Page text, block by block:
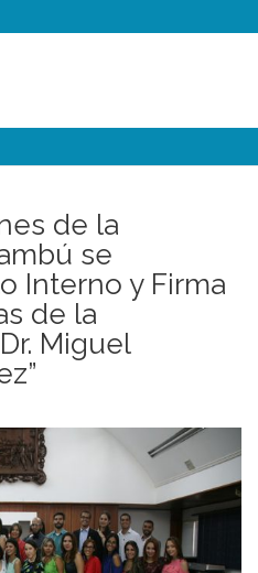
de la
se
Interno y Firma
de la
Miguel